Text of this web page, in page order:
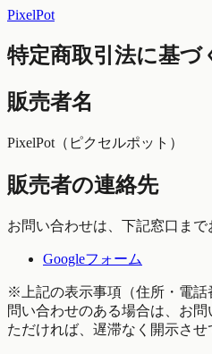
PixelPot
特定商取引法に基づ
販売者名
PixelPot（ピクセルポット）
販売者の連絡先
お問い合わせは、下記窓口まで
Googleフォーム
※上記の表示事項（住所・電話
問い合わせのある場合は、お
ただければ、遅滞なく開示させ